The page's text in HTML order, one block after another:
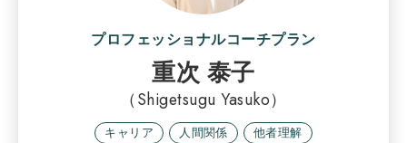
プロフェッショナルコーチプラン
重次 泰子
（Shigetsugu Yasuko）
キャリア 人間関係
他者理解